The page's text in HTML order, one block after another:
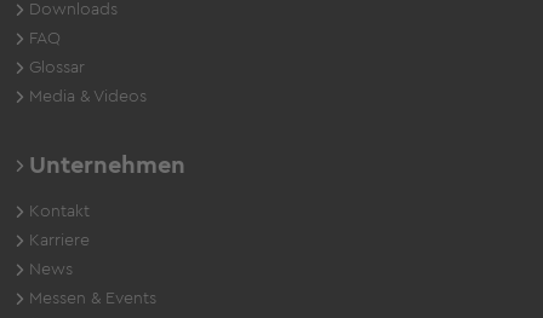
Downloads
FAQ
Glossar
Media & Videos
Unternehmen
Kontakt
Karriere
News
Messen & Events